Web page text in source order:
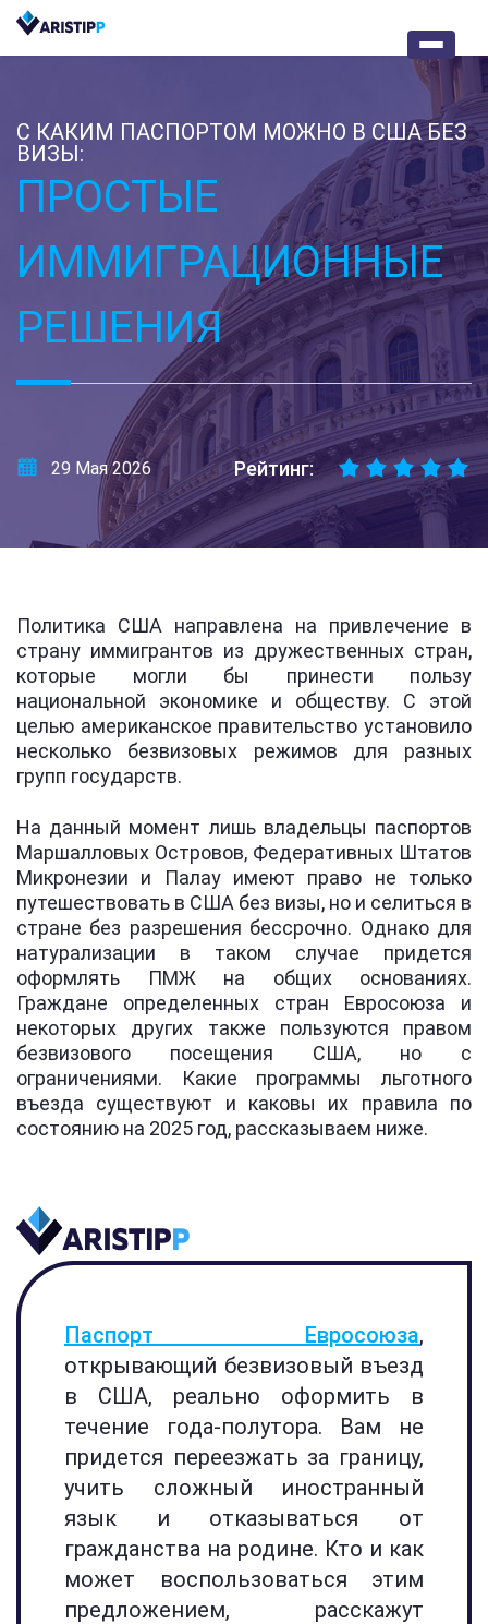
С КАКИМ ПАСПОРТОМ МОЖНО В США БЕЗ
ВИЗЫ:
ПРОСТЫЕ
ИММИГРАЦИОННЫЕ
РЕШЕНИЯ
29 Мая 2026 Рейтинг:
Политика США направлена на привлечение в
страну иммигрантов из дружественных стран,
которые могли бы принести пользу
национальной экономике и обществу. С этой
целью американское правительство установило
несколько безвизовых режимов для разных
групп государств.
На данный момент лишь владельцы паспортов
Маршалловых Островов, Федеративных Штатов
Микронезии и Палау имеют право не только
путешествовать в США без визы, но и селиться в
стране без разрешения бессрочно. Однако для
натурализации в таком случае придется
оформлять ПМЖ на общих основаниях.
Граждане определенных стран Евросоюза и
некоторых других также пользуются правом
безвизового посещения США, но с
ограничениями. Какие программы льготного
въезда существуют и каковы их правила по
состоянию на 2025 год, рассказываем ниже.
Паспорт Евросоюза,
открывающий безвизовый въезд
в США, реально оформить в
течение года-полутора. Вам не
придется переезжать за границу,
учить сложный иностранный
язык и отказываться от
гражданства на родине. Кто и как
может воспользоваться этим
предложением, расскажут